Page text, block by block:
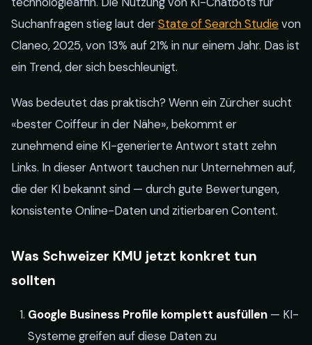
Suchanfragen stieg laut derState of Search Studievon
Claneo, 2025, von 13% auf 21% in nur einem Jahr. Das ist
ein Trend, der sich beschleunigt.
Was bedeutet das praktisch? Wenn ein Zürcher sucht
«bester Coiffeur in der Nähe», bekommt er
zunehmend eine KI-generierte Antwort statt zehn
Links. In dieser Antwort tauchen nur Unternehmen auf,
die der KI bekannt sind — durch gute Bewertungen,
konsistente Online-Daten und zitierbaren Content.
Was Schweizer KMU jetzt konkret tun
sollten
Google Business Profile komplett ausfüllen — KI-
Systeme greifen auf diese Daten zu